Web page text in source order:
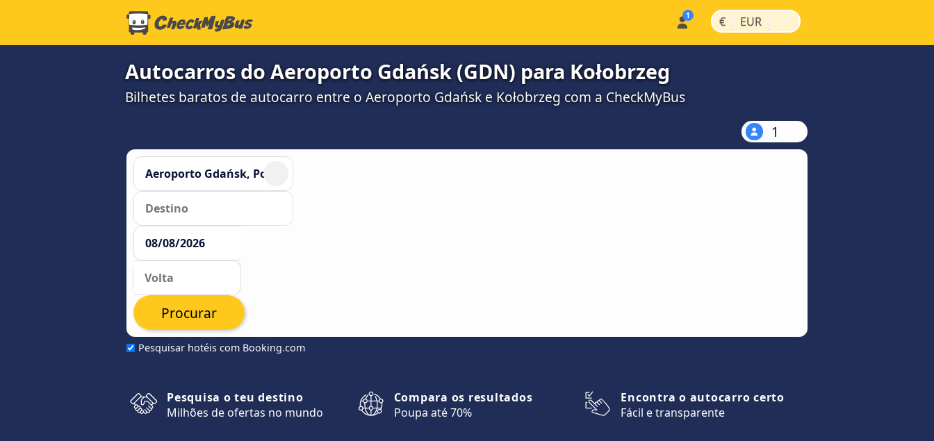
€ | EUR |
Autocarros do Aeroporto Gdańsk (GDN) para Kołobrzeg
Bilhetes baratos de autocarro entre o Aeroporto Gdańsk e Kołobrzeg com a CheckMyBus
1
Pesquisar hotéis com Booking.com
Procurar
Pesquisa o teu destino
Milhões de ofertas no mundo
Compara os resultados
Poupa até 70%
Encontra o autocarro certo
Fácil e transparente